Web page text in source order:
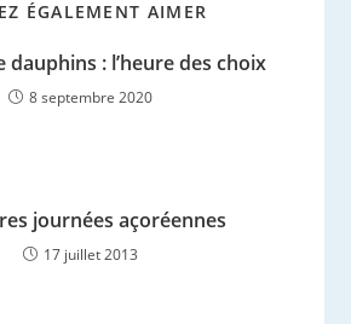
ÉGALEMENT AIMER
dauphins : l’heure des choix
8 septembre 2020
journées açoréennes
17 juillet 2013